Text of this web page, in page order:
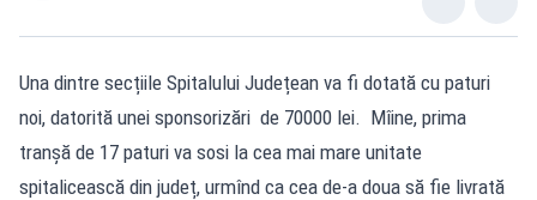
Una dintre secțiile Spitalului Județean va fi dotată cu paturi
noi, datorită unei sponsorizări de 70000 lei. Mîine, prima
tranșă de 17 paturi va sosi la cea mai mare unitate
spitalicească din județ, urmînd ca cea de-a doua să fie livrată